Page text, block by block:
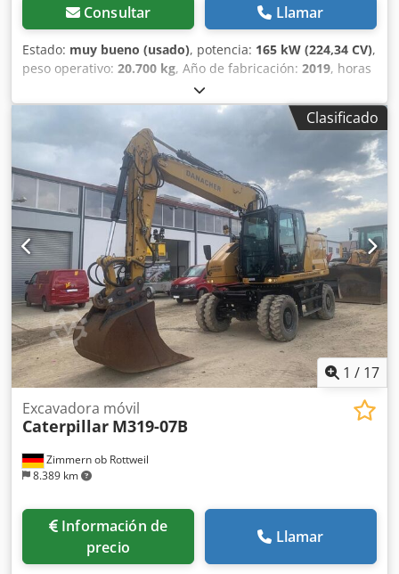
Consultar Llamar
Estado: muy bueno (usado), potencia: 165 kW (224,34 CV),
peso operativo: 20.700 kg, Año de fabricación: 2019, horas
, Equipamiento:
acondicionado, CATERPILLAR 963K Año de fabricación:
2019 Horas de funcionamiento: 8171 horas Codoznirpepfx
Ai Ajha Cabina cerrada Aire acondicionado Radio Cámara
de visión trasera Cuchara con dientes Tren de rodaje con
un estado de conservación aproximado del 70-80 %
Planchas de base: 550 mm de ancho Motor de 165 kW
Válvula para el arado Certificación CE/EPA Peso en orden
de trabajo: 20,7 toneladas.
Clasificado
1 / 17
Zimmern ob Rottweil
8.389 km
Excavadora móvil
Caterpillar M319-07B
Información de
precio
Llamar